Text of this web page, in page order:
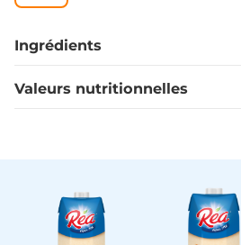
Ingrédients
Valeurs nutritionnelles